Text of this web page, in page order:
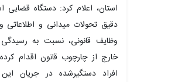
استان، اعلام کرد: دستگاه قضایی
دقیق تحولات میدانی و اطلاعاتی
وظایف قانونی، نسبت به رسیدگی
خارج از چارچوب قانون اقدام
افراد دستگیرشده در جریان